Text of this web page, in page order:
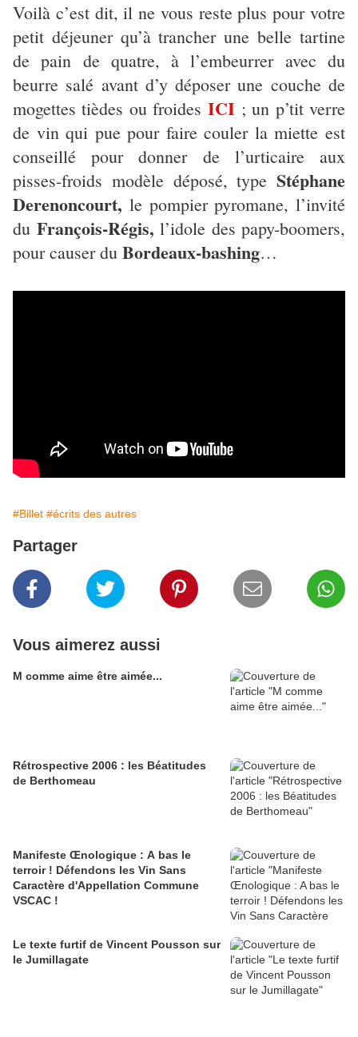
Voilà c’est dit, il ne vous reste plus pour votre
petit déjeuner qu’à trancher une belle tartine
de pain de quatre, à l’embeurrer avec du
beurre salé avant d’y déposer une couche de
mogettes tièdes ou froides ICI ; un p’tit verre
de vin qui pue pour faire couler la miette est
conseillé pour donner de l’urticaire aux
pisses-froids modèle déposé, type Stéphane
Derenoncourt, le pompier pyromane, l’invité
du François-Régis, l’idole des papy-boomers,
pour causer du Bordeaux-bashing…
#Billet #écrits des autres
Partager
Vous aimerez aussi
M comme aime être aimée...
Rétrospective 2006 : les Béatitudes
de Berthomeau
Manifeste Œnologique : A bas le
terroir ! Défendons les Vin Sans
Caractère d'Appellation Commune
VSCAC !
Le texte furtif de Vincent Pousson sur
le Jumillagate